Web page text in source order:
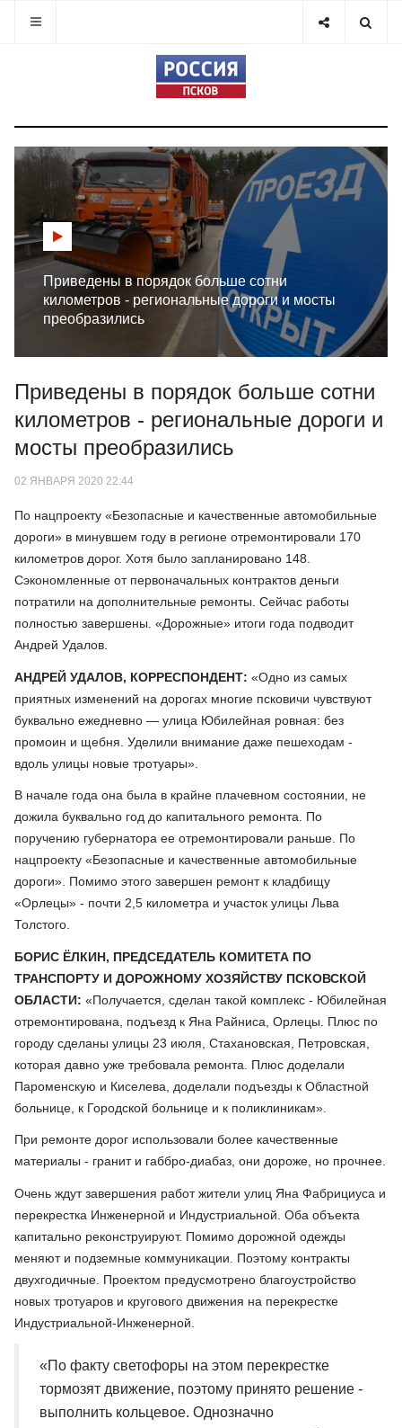
Приведены в порядок больше сотни
километров - региональные дороги и мосты
преобразились
Приведены в порядок больше сотни
километров - региональные дороги и
мосты преобразились
02 ЯНВАРЯ 2020 22:44
По нацпроекту «Безопасные и качественные автомобильные
дороги» в минувшем году в регионе отремонтировали 170
километров дорог. Хотя было запланировано 148.
Сэкономленные от первоначальных контрактов деньги
потратили на дополнительные ремонты. Сейчас работы
полностью завершены. «Дорожные» итоги года подводит
Андрей Удалов.
АНДРЕЙ УДАЛОВ, КОРРЕСПОНДЕНТ: «Одно из самых
приятных изменений на дорогах многие псковичи чувствуют
буквально ежедневно — улица Юбилейная ровная: без
промоин и щебня. Уделили внимание даже пешеходам -
вдоль улицы новые тротуары».
В начале года она была в крайне плачевном состоянии, не
дожила буквально год до капитального ремонта. По
поручению губернатора ее отремонтировали раньше. По
нацпроекту «Безопасные и качественные автомобильные
дороги». Помимо этого завершен ремонт к кладбищу
«Орлецы» - почти 2,5 километра и участок улицы Льва
Толстого.
БОРИС ЁЛКИН, ПРЕДСЕДАТЕЛЬ КОМИТЕТА ПО
ТРАНСПОРТУ И ДОРОЖНОМУ ХОЗЯЙСТВУ ПСКОВСКОЙ
ОБЛАСТИ: «Получается, сделан такой комплекс - Юбилейная
отремонтирована, подъезд к Яна Райниса, Орлецы. Плюс по
городу сделаны улицы 23 июля, Стахановская, Петровская,
которая давно уже требовала ремонта. Плюс доделали
Пароменскую и Киселева, доделали подъезды к Областной
больнице, к Городской больнице и к поликлиникам».
При ремонте дорог использовали более качественные
материалы - гранит и габбро-диабаз, они дороже, но прочнее.
Очень ждут завершения работ жители улиц Яна Фабрициуса и
перекрестка Инженерной и Индустриальной. Оба объекта
капитально реконструируют. Помимо дорожной одежды
меняют и подземные коммуникации. Поэтому контракты
двухгодичные. Проектом предусмотрено благоустройство
новых тротуаров и кругового движения на перекрестке
Индустриальной-Инженерной.
«По факту светофоры на этом перекрестке
тормозят движение, поэтому принято решение -
выполнить кольцевое. Однозначно